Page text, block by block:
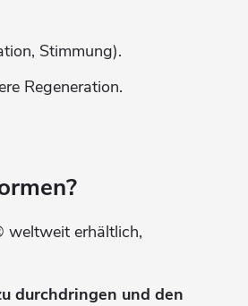
Stimmung).
Regeneration.
weltweit erhältlich,
durchdringen und den